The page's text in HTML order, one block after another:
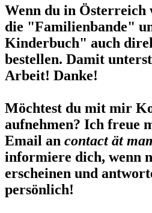
Wenn du in Österreich
die "Familienbande"
Kinderbuch" auch
bestellen. Damit
Arbeit! Danke!
Möchtest du mit mir
aufnehmen? Ich freue
Email an contact ät
informiere dich, wenn
erscheinen und
persönlich!